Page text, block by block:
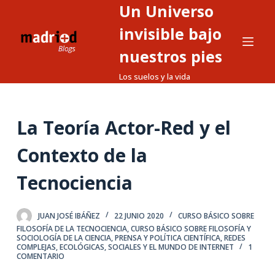
o
n
n
d
Un Universo
invisible bajo
nuestros pies
Los suelos y la vida
La Teoría Actor-Red y el
Contexto de la
Tecnociencia
JUAN JOSÉ IBÁÑEZ 22 JUNIO 2020
CURSO BÁSICO SOBRE
FILOSOFÍA DE LA TECNOCIENCIA,CURSO BÁSICO SOBRE FILOSOFÍA Y
SOCIOLOGÍA DE LA CIENCIA,PRENSA Y POLÍTICA CIENTÍFICA,REDES
COMPLEJAS, ECOLÓGICAS, SOCIALES Y EL MUNDO DE INTERNET
1
COMENTARIO